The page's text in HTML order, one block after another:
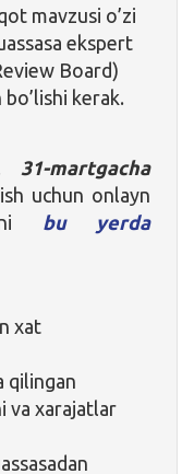
mavzusi o’zi
ekspert
Board)
kerak.
31-martgacha
uchun onlayn
bu yerda
xat
qilingan
va xarajatlar